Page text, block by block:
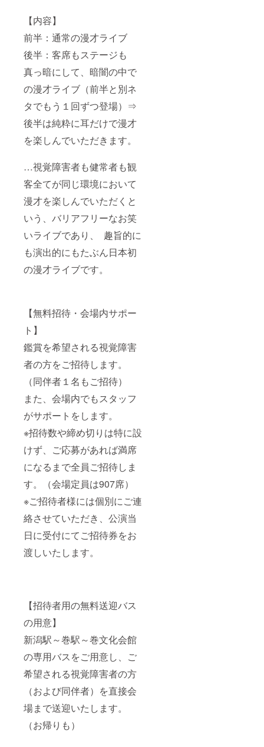
【内容】
前半：通常の漫才ライブ
後半：客席もステージも
真っ暗にして、暗闇の中で
の漫才ライブ（前半と別ネ
タでもう１回ずつ登場）⇒
後半は純粋に耳だけで漫才
を楽しんでいただきます。
…視覚障害者も健常者も観
客全てが同じ環境において
漫才を楽しんでいただくと
いう、バリアフリーなお笑
いライブであり、 趣旨的に
も演出的にもたぶん日本初
の漫才ライブです。
【無料招待・会場内サポー
ト】
鑑賞を希望される視覚障害
者の方をご招待します。
（同伴者１名もご招待）
また、会場内でもスタッフ
がサポートをします。
※招待数や締め切りは特に設
けず、ご応募があれば満席
になるまで全員ご招待しま
す。（会場定員は907席）
※ご招待者様には個別にご連
絡させていただき、公演当
日に受付にてご招待券をお
渡しいたします。
【招待者用の無料送迎バス
の用意】
新潟駅～巻駅～巻文化会館
の専用バスをご用意し、ご
希望される視覚障害者の方
（および同伴者）を直接会
場まで送迎いたします。
（お帰りも）